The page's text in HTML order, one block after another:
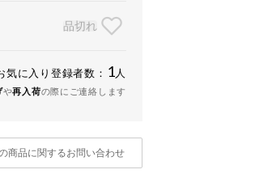
品切れ
気に入り登録者数： 1 人
や再入荷の際にご連絡します
商品に関するお問い合わせ